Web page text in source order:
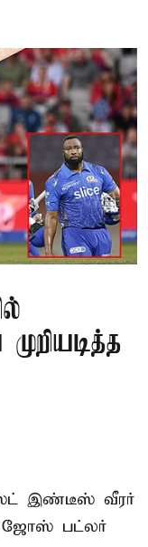
இண்டீஸ் வீரர்
ஜோஸ் பட்லர்